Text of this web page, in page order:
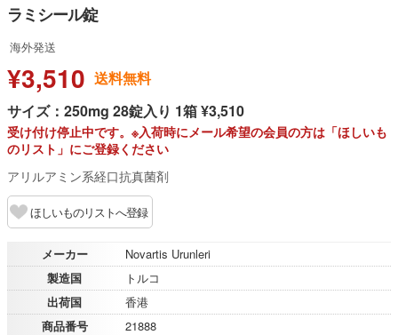
ラミシール錠
海外発送
¥3,510 送料無料
サイズ：250mg 28錠入り 1箱 ¥3,510
受け付け停止中です。※入荷時にメール希望の会員の方は「ほしいも
のリスト」にご登録ください
アリルアミン系経口抗真菌剤
ほしいものリストへ登録
メーカー
Novartis Urunleri
製造国
トルコ
出荷国
香港
商品番号
21888